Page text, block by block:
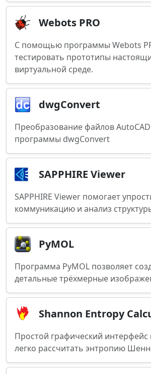
Webots PRO
С помощью программы Webots
тестировать прототипы
виртуальной среде.
dwgConvert
Преобразование файлов
программы dwgConvert
SAPPHIRE Viewer
SAPPHIRE Viewer помогает
коммуникацию и анализ
PyMOL
Программа PyMOL позволяет
детальные трёхмерные
Shannon Entropy
Простой графический интерфейс
легко рассчитать энтропию